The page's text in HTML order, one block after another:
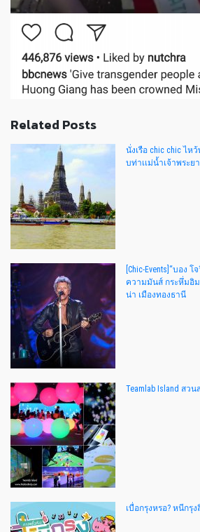
Related Posts
นั่งเรือ chic chic ไหว้
บท่าเเม่น้ำเจ้าพระยา
[Chic-Events]“บอง โ
ความมันส์ กระหึ่มอิ
น่า เมืองทองธานี
Teamlab Island สวน
เบื่อกรุงหรอ? หนีกรุง